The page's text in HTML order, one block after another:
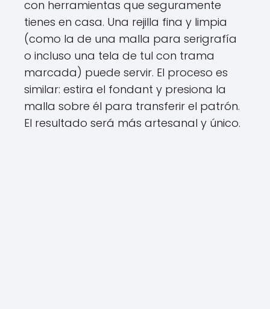
con herramientas que seguramente
tienes en casa. Una rejilla fina y limpia
(como la de una malla para serigrafía
o incluso una tela de tul con trama
marcada) puede servir. El proceso es
similar: estira el fondant y presiona la
malla sobre él para transferir el patrón.
El resultado será más artesanal y único.